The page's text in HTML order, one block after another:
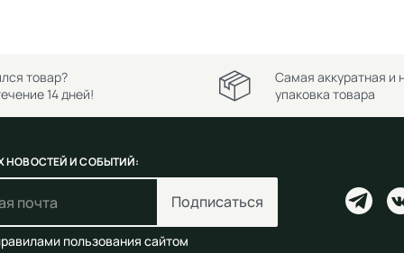
товар?
14 дней!
Самая аккуратная и
упаковка товара
НОВОСТЕЙ И СОБЫТИЙ:
Подписаться
пользования сайтом